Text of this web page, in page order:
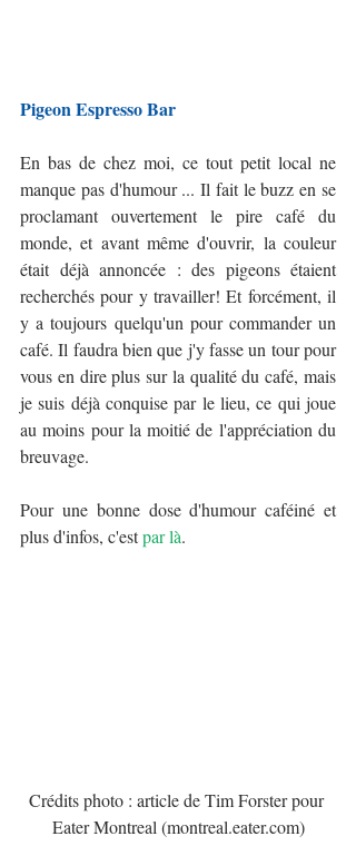
Pigeon Espresso Bar
En bas de chez moi, ce tout petit local ne
manque pas d'humour ... Il fait le buzz en se
proclamant ouvertement le pire café du
monde, et avant même d'ouvrir, la couleur
était déjà annoncée : des pigeons étaient
recherchés pour y travailler! Et forcément, il
y a toujours quelqu'un pour commander un
café. Il faudra bien que j'y fasse un tour pour
vous en dire plus sur la qualité du café, mais
je suis déjà conquise par le lieu, ce qui joue
au moins pour la moitié de l'appréciation du
breuvage.
Pour une bonne dose d'humour caféiné et
plus d'infos, c'est par là.
Crédits photo : article de Tim Forster pour
Eater Montreal (montreal.eater.com)